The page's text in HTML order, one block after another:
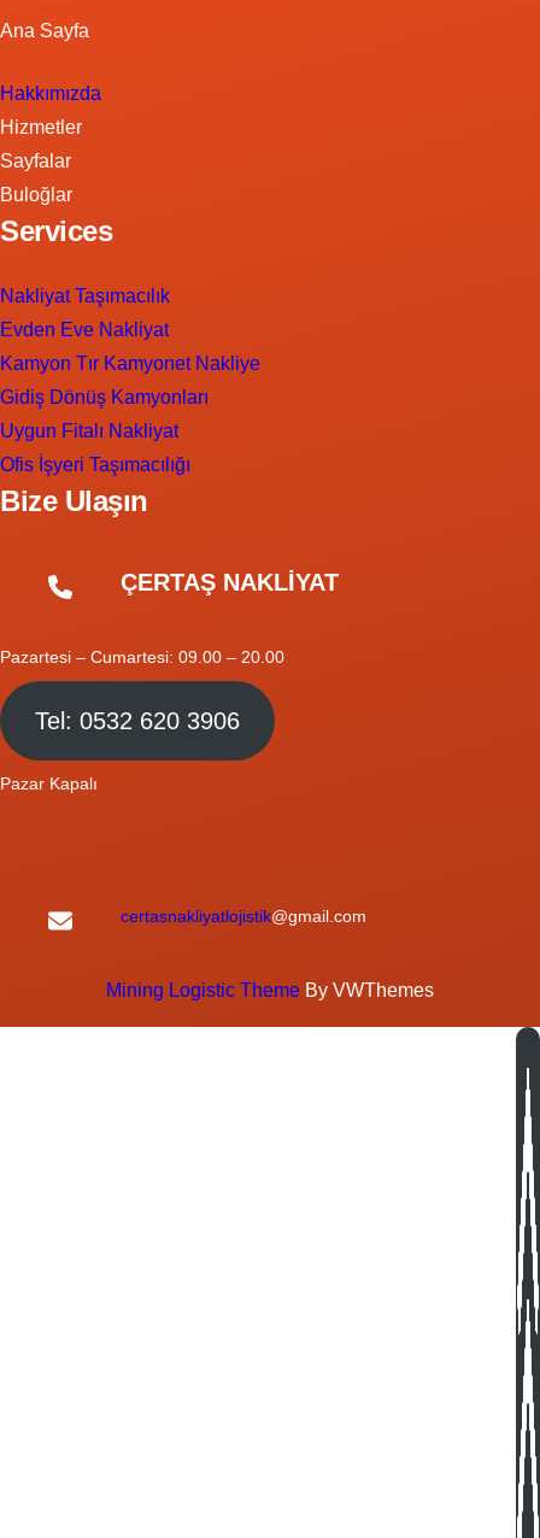
Ana Sayfa
Hakkımızda
Hizmetler
Sayfalar
Buloğlar
Services
Nakliyat Taşımacılık
Evden Eve Nakliyat
Kamyon Tır Kamyonet Nakliye
Gidiş Dönüş Kamyonları
Uygun Fitalı Nakliyat
Ofis İşyeri Taşımacılığı
Bize Ulaşın
ÇERTAŞ NAKLİYAT
Pazartesi – Cumartesi: 09.00 – 20.00
Tel: 0532 620 3906
Pazar Kapalı
certasnakliyatlojistik@gmail.com
Mining Logistic Theme By VWThemes